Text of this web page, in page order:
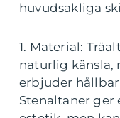
huvudsakliga
1. Material:
naturlig känsla,
erbjuder
Stenaltaner ger